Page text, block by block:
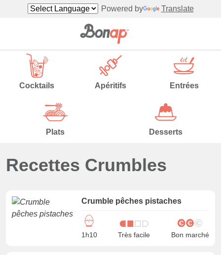
Powered by Translate
Cocktails Apéritifs Entrées
Plats Desserts
Recettes Crumbles
Crumble pêches pistaches
1h10 Très facile Bon marché